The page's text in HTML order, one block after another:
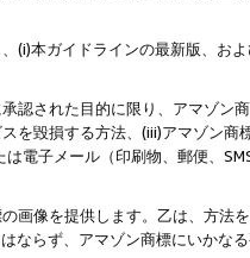
(i)本ガイドラインの最新版、お
認された目的に限り、アマゾン
を毀損する方法、(iii)アマゾン
電子メール（印刷物、郵便、
画像を提供します。乙は、方
ならず、アマゾン商標にいかな